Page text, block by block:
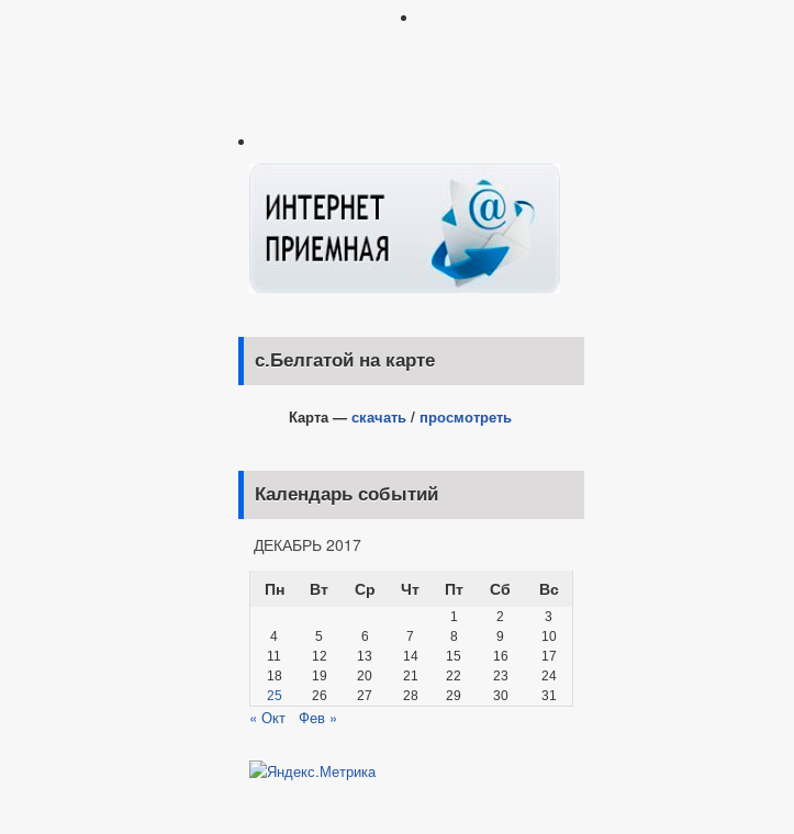
с.Белгатой на карте
Карта — скачать / просмотреть
Календарь событий
ДЕКАБРЬ 2017
Пн
Вт Ср Чт Пт Сб Вс
1 2
3
4
5 6 7 8 9
10
11
12 13 14 15 16
17
18
19 20 21 22 23
24
25
26 27 28 29 30 31
« Окт Фев »